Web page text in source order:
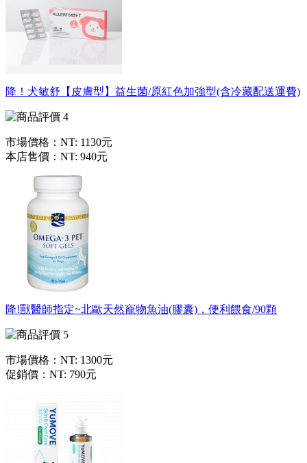
降！犬敏舒【皮膚型】益生菌/原紅色加強型(含冷藏配送運費)
市場價格： NT: 1130元
本店售價： NT: 940元
降!獸醫師指定~北歐天然寵物魚油(膠囊)，便利餵食/90顆
市場價格： NT: 1300元
促銷價： NT: 790元